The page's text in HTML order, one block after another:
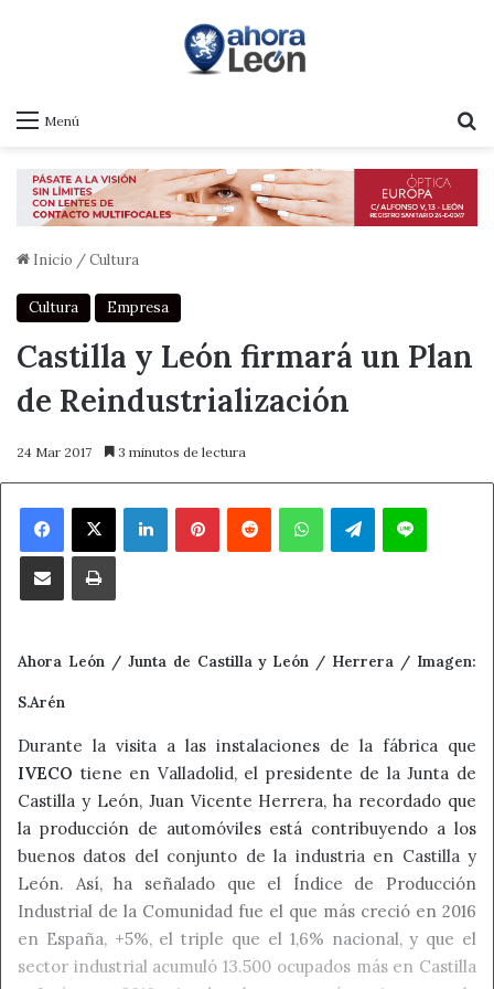
Menú
Inicio /Cultura
Cultura Empresa
Castilla y León firmará un Plan
de Reindustrialización
24 Mar 2017 3 minutos de lectura
Facebook
X LinkedInPinterestReddit WhatsAppTelegramLine
Compartir por correo electrónicoImprimir
Ahora León / Junta de Castilla y León / Herrera / Imagen:
S.Arén
Durante la visita a las instalaciones de la fábrica que
IVECO tiene en Valladolid, el presidente de la Junta de
Castilla y León, Juan Vicente Herrera, ha recordado que
la producción de automóviles está contribuyendo a los
buenos datos del conjunto de la industria en Castilla y
León. Así, ha señalado que el Índice de Producción
Industrial de la Comunidad fue el que más creció en 2016
en España, +5%, el triple que el 1,6% nacional, y que el
sector industrial acumuló 13.500 ocupados más en Castilla